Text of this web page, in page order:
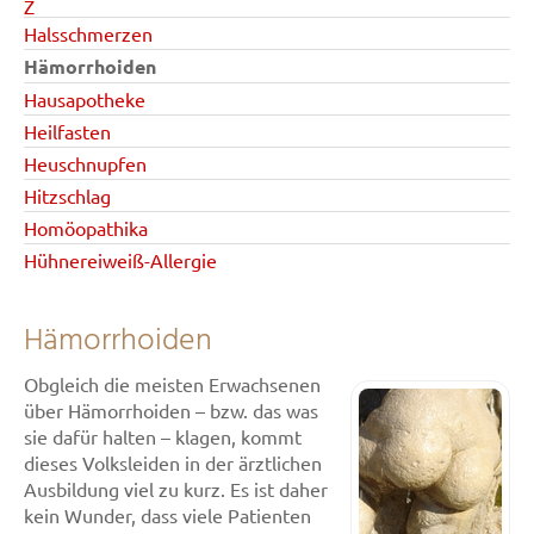
Z
Halsschmerzen
Hämorrhoiden
Hausapotheke
Heilfasten
Heuschnupfen
Hitzschlag
Homöopathika
Hühnereiweiß-Allergie
Hämorrhoiden
Obgleich die meisten Erwachsenen
über Hämorrhoiden – bzw. das was
sie dafür halten – klagen, kommt
dieses Volksleiden in der ärztlichen
Ausbildung viel zu kurz. Es ist daher
kein Wunder, dass viele Patienten